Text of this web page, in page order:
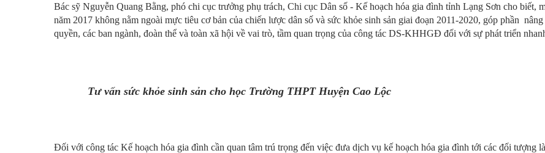
Bác sỹ Nguyễn Quang Bằng, phó chi cục trưởng phụ trách, Chi cục Dân số - Kế hoạch hóa gia đình tỉnh Lạng Sơn cho biết,
năm 2017 không nằm ngoài mực tiêu cơ bản của chiến lược dân số và sức khỏe sinh sản giai đoạn 2011-2020, góp phần
quyền, các ban ngành, đoàn thể và toàn xã hội về vai trò, tầm quan trọng của công tác DS-KHHGĐ đối với sự phát triển
Tư vấn sức khỏe sinh sản cho học Trường THPT Huyện Cao Lộc
Đối với công tác Kế hoạch hóa gia đình cần quan tâm trú trọng đến việc đưa dịch vụ kế hoạch hóa gia đình tới các đối tượng